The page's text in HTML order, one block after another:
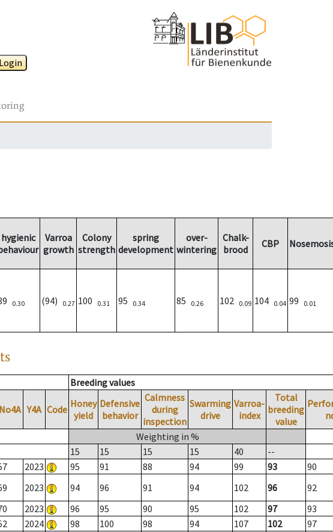
hygienic
Varroa
growth
Colony
strength
spring
development
over-
wintering
Chalk-
brood
CBP
0.30 (94) 0.27 100 0.31 95 0.34 85 0.26 102 0.09 104 0.04 99 0.01
Breeding values
No4A Y4A Code Honey
yield
Defensive
behavior
Calmness
during
inspection
Swarming
drive
Varroa-
index
Total
breeding
value
Weighting in %
15
15 15 15 40
--
2023 95 91 88 94 99 93
90
2023 94 96 91 94 102 96
92
2023 96 95 90 95 102 97
93
2024 98 100 98 94 107 102
97